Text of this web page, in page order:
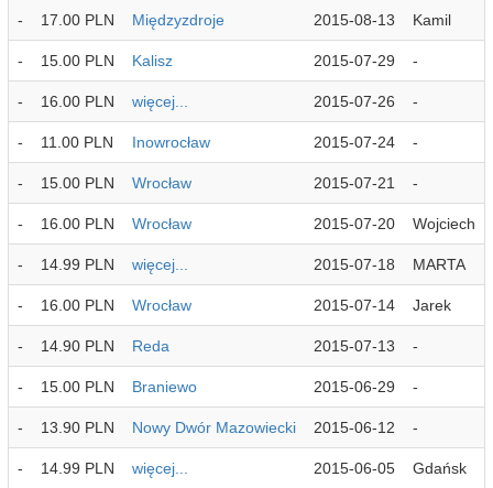
- 17.00 PLN Międzyzdroje 2015-08-13 Kamil
- 15.00 PLN Kalisz 2015-07-29 -
- 16.00 PLN więcej... 2015-07-26 -
- 11.00 PLN Inowrocław 2015-07-24 -
- 15.00 PLN Wrocław 2015-07-21 -
- 16.00 PLN Wrocław 2015-07-20 Wojciech
- 14.99 PLN więcej... 2015-07-18 MARTA
- 16.00 PLN Wrocław 2015-07-14 Jarek
- 14.90 PLN Reda 2015-07-13 -
- 15.00 PLN Braniewo 2015-06-29 -
- 13.90 PLN Nowy Dwór Mazowiecki 2015-06-12 -
- 14.99 PLN więcej... 2015-06-05 Gdańsk